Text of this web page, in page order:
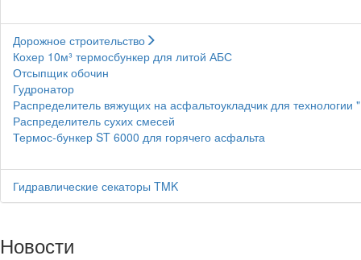
Дорожное строительство
Кохер 10м³ термосбункер для литой АБС
Отсыпщик обочин
Гудронатор
Распределитель вяжущих на асфальтоукладчик для технологии
Распределитель сухих смесей
Термос-бункер ST 6000 для горячего асфальта
Гидравлические секаторы TMK
Новости